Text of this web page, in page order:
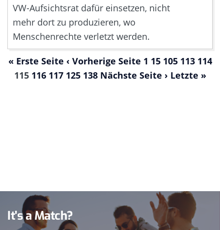
VW-Aufsichtsrat dafür einsetzen, nicht
mehr dort zu produzieren, wo
Menschenrechte verletzt werden.
« Erste Seite ‹ Vorherige Seite 1 15 105 113 114
115 116 117 125 138 Nächste Seite › Letzte »
It's a Match?